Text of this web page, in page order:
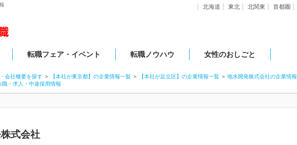
北海道 東北 北関東 首都圏
転職フェア・イベント 転職ノウハウ 女性のおしごと
会社概要を探す 【本社が東京都】の企業情報一覧 【本社が足立区】の企業情報一覧
地水開発株式会社の企業情報
・求人・中途採用情報
式会社